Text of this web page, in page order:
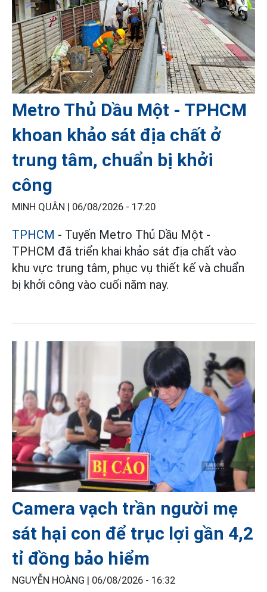
Metro Thủ Dầu Một - TPHCM
khoan khảo sát địa chất ở
trung tâm, chuẩn bị khởi
công
MINH QUÂN | 06/08/2026 - 17:20
TPHCM - Tuyến Metro Thủ Dầu Một -
TPHCM đã triển khai khảo sát địa chất vào
khu vực trung tâm, phục vụ thiết kế và chuẩn
bị khởi công vào cuối năm nay.
Camera vạch trần người mẹ
sát hại con để trục lợi gần 4,2
tỉ đồng bảo hiểm
NGUYỄN HOÀNG | 06/08/2026 - 16:32